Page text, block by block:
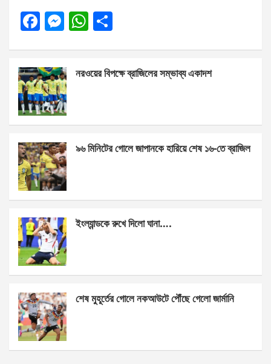
F
b
o
o
k
M
n
g
er
W
s
p
e
নরওয়ের বিপক্ষে ব্রাজিলের সম্ভাব্য একাদশ
৯৬ মিনিটের গোলে জাপানকে হারিয়ে শেষ ১৬-তে ব্রাজিল
ইংল্যান্ডকে রুখে দিলো ঘানা….
শেষ মুহূর্তের গোলে নকআউটে পৌঁছে গেলো জার্মানি